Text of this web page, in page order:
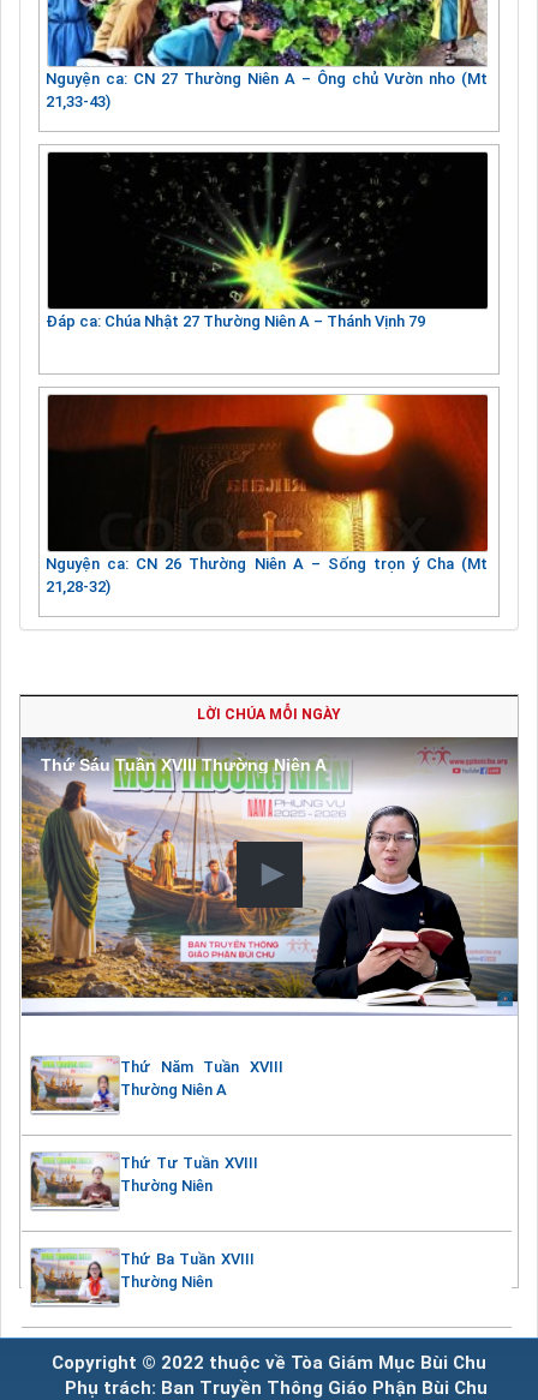
Nguyện ca: CN 27 Thường Niên A – Ông chủ Vườn nho (Mt
21,33-43)
Đáp ca: Chúa Nhật 27 Thường Niên A – Thánh Vịnh 79
Nguyện ca: CN 26 Thường Niên A – Sống trọn ý Cha (Mt
21,28-32)
LỜI CHÚA MỖI NGÀY
Thứ Sáu Tuần XVIII Thường Niên A
Thứ Năm Tuần XVIII
Thường Niên A
Thứ Tư Tuần XVIII
Thường Niên
Thứ Ba Tuần XVIII
Thường Niên
Copyright © 2022 thuộc về Tòa Giám Mục Bùi Chu
Phụ trách: Ban Truyền Thông Giáo Phận Bùi Chu